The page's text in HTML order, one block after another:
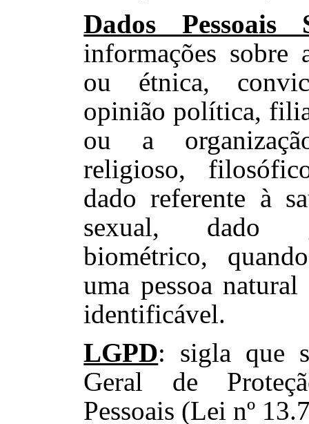
Dados Pessoais
informações sobre
ou étnica,
opinião política,
ou a
religioso,
dado referente à
sexual, dado
biométrico,
uma pessoa
identificável.
LGPD: sigla que
Geral de
Pessoais (Lei nº